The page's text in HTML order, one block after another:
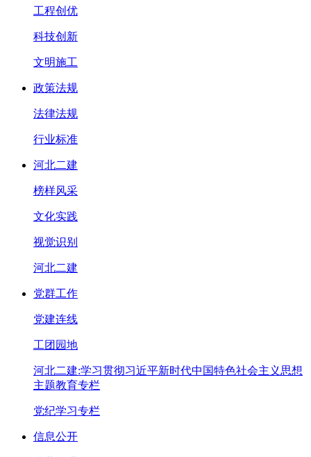
工程创优
科技创新
文明施工
政策法规
法律法规
行业标准
河北二建
榜样风采
文化实践
视觉识别
河北二建
党群工作
党建连线
工团园地
河北二建:学习贯彻习近平新时代中国特色社会主义思想
主题教育专栏
党纪学习专栏
信息公开